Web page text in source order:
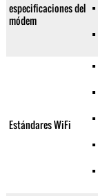
especificaciones del
módem
Estándares WiFi